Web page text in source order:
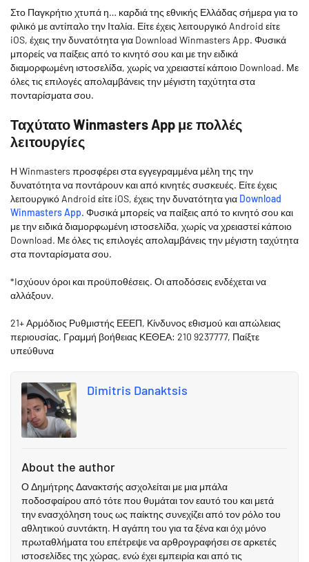
Στο Παγκρήτιο χτυπά η… καρδιά της εθνικής Ελλάδας σήμερα για το
φιλικό με αντίπαλο την Ιταλία. Είτε έχεις λειτουργικό Android είτε
iOS, έχεις την δυνατότητα για Download Winmasters App. Φυσικά
μπορείς να παίξεις από το κινητό σου και με την ειδικά
διαμορφωμένη ιστοσελίδα, χωρίς να χρειαστεί κάποιο Download. Με
όλες τις επιλογές απολαμβάνεις την μέγιστη ταχύτητα στα
πονταρίσματα σου.
Ταχύτατο Winmasters App με πολλές
λειτουργίες
Η Winmasters προσφέρει στα εγγεγραμμένα μέλη της την
δυνατότητα να ποντάρουν και από κινητές συσκευές. Είτε έχεις
λειτουργικό Android είτε iOS, έχεις την δυνατότητα για Download
Winmasters App. Φυσικά μπορείς να παίξεις από το κινητό σου και
με την ειδικά διαμορφωμένη ιστοσελίδα, χωρίς να χρειαστεί κάποιο
Download. Με όλες τις επιλογές απολαμβάνεις την μέγιστη ταχύτητα
στα πονταρίσματα σου.
*Iσχύουν όροι και προϋποθέσεις. Οι αποδόσεις ενδέχεται να
αλλάξουν.
21+ Αρμόδιος Ρυθμιστής ΕΕΕΠ, Κίνδυνος εθισμού και απώλειας
περιουσίας, Γραμμή βοήθειας ΚΕΘΕΑ: 210 9237777, Παίξτε
υπεύθυνα
Dimitris Danaktsis
About the author
Ο Δημήτρης Δανακτσής ασχολείται με μια μπάλα
ποδοσφαίρου από τότε που θυμάται τον εαυτό του και μετά
την ενασχόληση τους ως παίκτης συνεχίζει από τον ρόλο του
αθλητικού συντάκτη. Η αγάπη του για τα ξένα και όχι μόνο
πρωταθλήματα του επέτρεψε να αρθρογραφήσει σε αρκετές
ιστοσελίδες της χώρας, ενώ έχει εμπειρία και από τις